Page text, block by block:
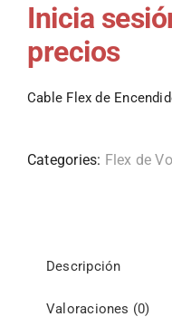
Inicia
precios
Cable Flex de
Categories: Flex de
Descripción
Valoraciones (0)